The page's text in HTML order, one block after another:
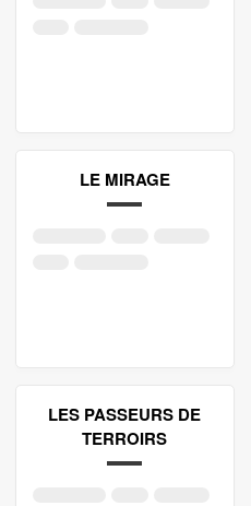
LE MIRAGE
LES PASSEURS DE
TERROIRS